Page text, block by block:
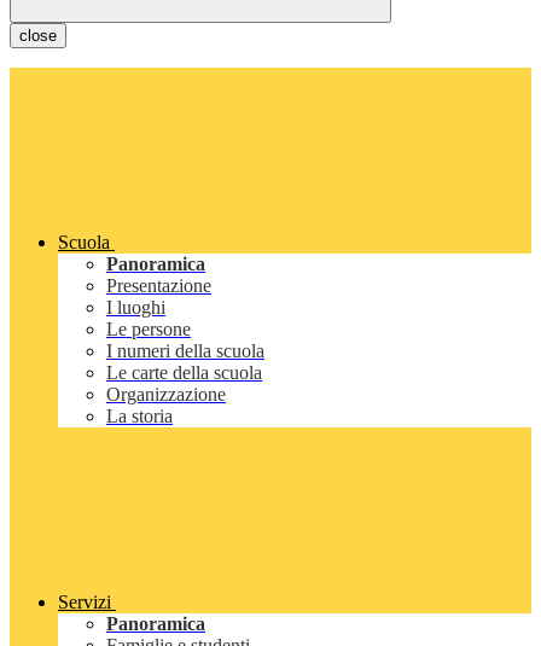
close
Scuola
Panoramica
Presentazione
I luoghi
Le persone
I numeri della scuola
Le carte della scuola
Organizzazione
La storia
Servizi
Panoramica